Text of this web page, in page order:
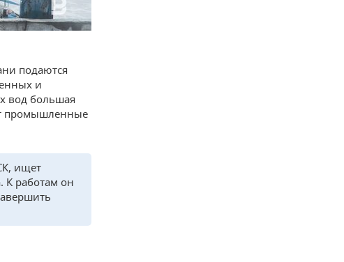
подаются
и
вод большая
промышленные
ищет
К работам он